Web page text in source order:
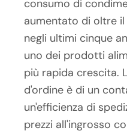
consumo di
aumentato di oltre il
negli ultimi cinque
uno dei prodotti
più rapida crescita.
d'ordine è di un
un'efficienza di
prezzi all'ingrosso